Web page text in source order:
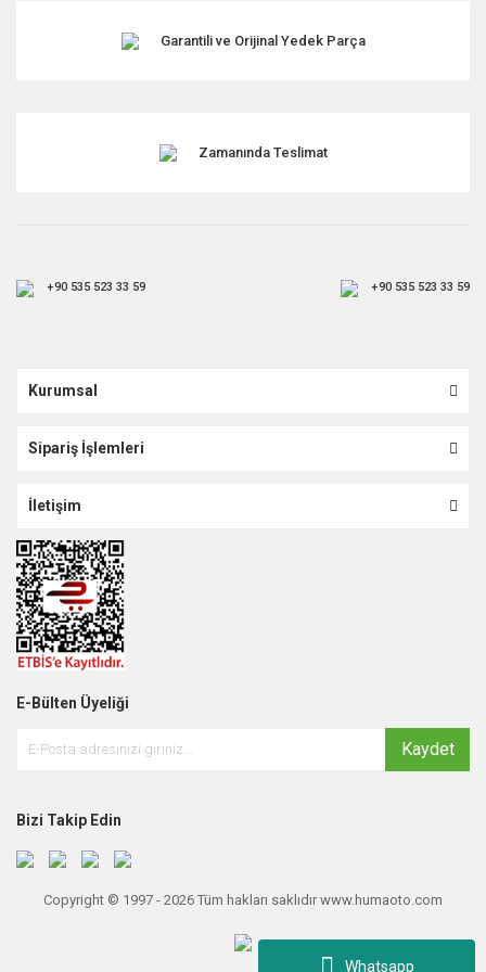
Whatsapp
Garantili ve Orijinal Yedek Parça
Zamanında Teslimat
+90 535 523 33 59 +90 535 523 33 59
Kurumsal
Sipariş İşlemleri
İletişim
E-Bülten Üyeliği
Kaydet
Bizi Takip Edin
Copyright © 1997 - 2026 Tüm hakları saklıdır www.humaoto.com